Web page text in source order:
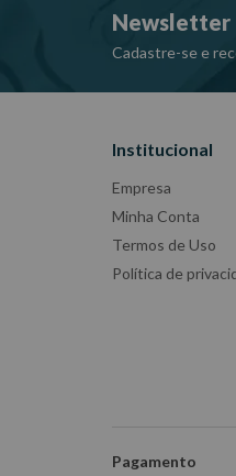
Newsletter
Cadastre-se e
Institucional
Empresa
Minha Conta
Termos de Uso
Política de
Pagamento